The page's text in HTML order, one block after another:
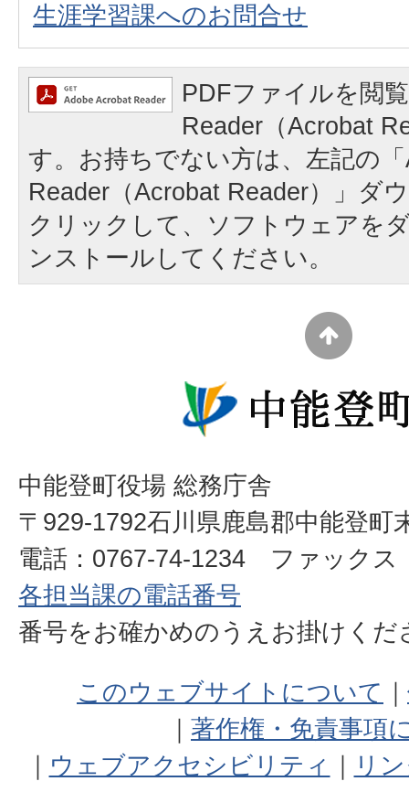
生涯学習課へのお問合せ
PDFファイルを閲
Reader（Acrobat
す。お持ちでない方は、左記の
Reader（Acrobat Reader）」ダ
クリックして、ソフトウェアを
ンストールしてください。
中能登町役場 総務庁舎
〒929-1792石川県鹿島郡中能登町
電話：0767-74-1234 ファックス
各担当課の電話番号
番号をお確かめのうえお掛けく
このウェブサイトについて
著作権・免責事項
ウェブアクセシビリティ
リ